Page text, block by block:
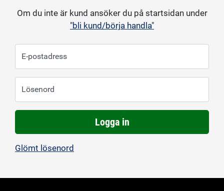
Om du inte är kund ansöker du på startsidan under
"bli kund/börja handla"
E-postadress
Lösenord
Logga in
Glömt lösenord